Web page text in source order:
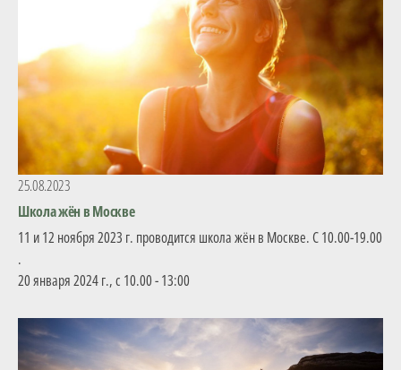
Персоналии
Статьи
Новости
Контакты
25.08.2023
Школа жён в Москве
11 и 12 ноября 2023 г. проводится школа жён в Москве. С 10.00-19.00
.
20 января 2024 г., с 10.00 - 13:00